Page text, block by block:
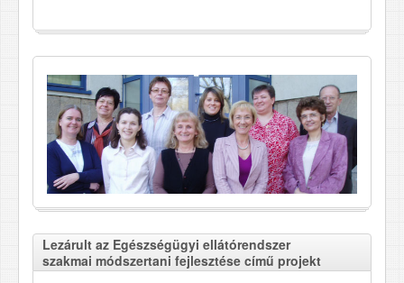
Lezárult az Egészségügyi ellátórendszer
szakmai módszertani fejlesztése című projekt